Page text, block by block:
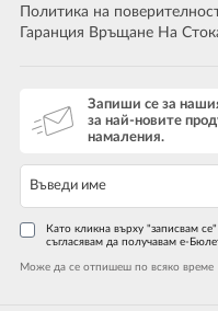
Политика на
Гаранция Връщане На
Запиши се за
за най-новите
намаления.
Като кликна върху "записвам
съгласявам да получавам е-
Може да се отпишеш по всяко време